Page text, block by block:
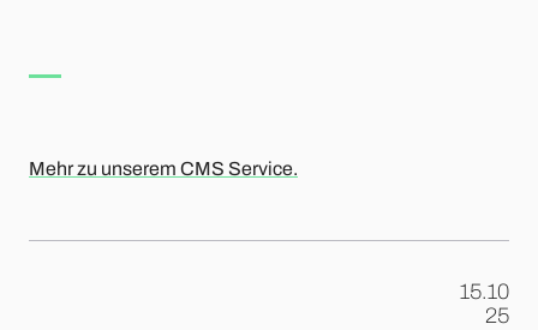
Mehr zu unserem CMS Service.
15.10
.
25